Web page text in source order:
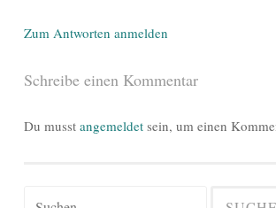
Zum Antworten anmelden
Schreibe einen Kommentar
Du musst angemeldet sein, um einen
Suchen